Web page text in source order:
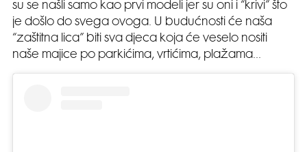
su se našli samo kao prvi modeli jer su oni i “krivi” što
je došlo do svega ovoga. U budućnosti će naša
“zaštitna lica” biti sva djeca koja će veselo nositi
naše majice po parkićima, vrtićima, plažama…